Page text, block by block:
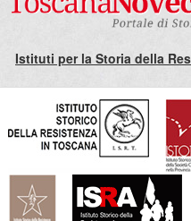
Istituti per la Storia della